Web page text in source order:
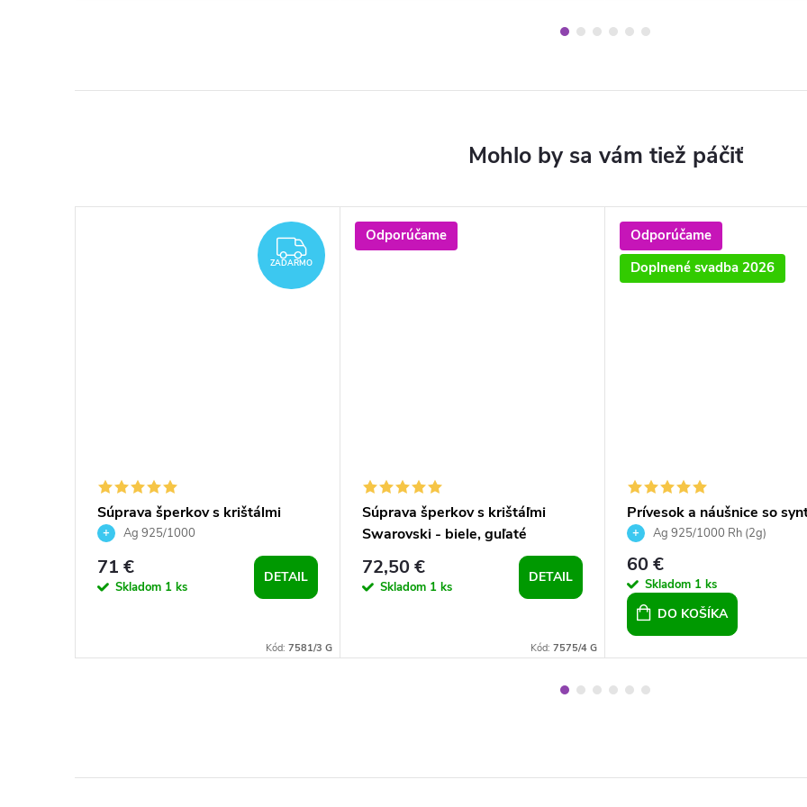
ZADARMO
ZADARMO
Súprava šperkov s krištálmi
Swarovski - biele a okrúhle
Ag 925/1000
71 €
Skladom 1 ks
DETAIL
Kód: 7581/3 G
Odporúčame
Súprava šperkov s krištáľmi
Swarovski - biele, guľaté
72,50 €
Skladom 1 ks
DETAIL
Kód: 7575/4 G
Odporúčame
Doplnené svadba 2026
Prívesok a náušnice so
opálom a Preciosa crystals -
ružová
Ag 925/1000 Rh (2g)
60 €
Skladom 1 ks
DO KOŠÍKA